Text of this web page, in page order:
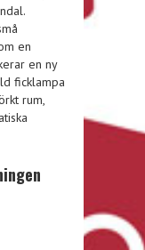
en
en ny
ficklampa
rum,